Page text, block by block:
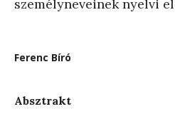
személyneveinek nyelvi
Ferenc Bíró
Absztrakt